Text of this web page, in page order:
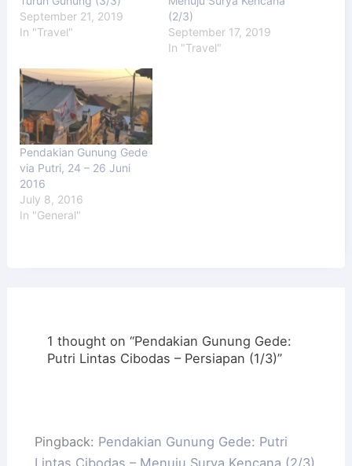
September 21, 2019
In "Travel"
(2/3)
September 17, 2019
In "Travel"
Pendakian Gunung Gede
via Putri, 24 – 26 Juni
2016
July 8, 2016
In "General"
1 thought on “Pendakian Gunung Gede:
Putri Lintas Cibodas – Persiapan (1/3)”
Pingback: Pendakian Gunung Gede: Putri